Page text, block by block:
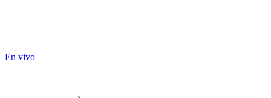
En vivo